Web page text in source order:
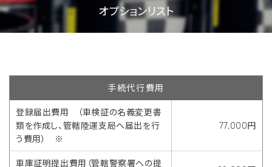
オプションリスト
手続代行費用
登録届出費用 （車検証の名義変更書
類を作成し、管轄陸運支局へ届出を行
う費用） ※
77,000円
車庫証明提出費用（管轄警察署への提